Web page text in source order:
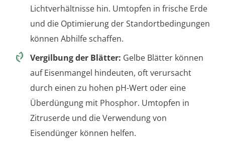
Lichtverhältnisse hin. Umtopfen in frische Erde
und die Optimierung der Standortbedingungen
können Abhilfe schaffen.
Vergilbung der Blätter: Gelbe Blätter können
auf Eisenmangel hindeuten, oft verursacht
durch einen zu hohen pH-Wert oder eine
Überdüngung mit Phosphor. Umtopfen in
Zitruserde und die Verwendung von
Eisendünger können helfen.